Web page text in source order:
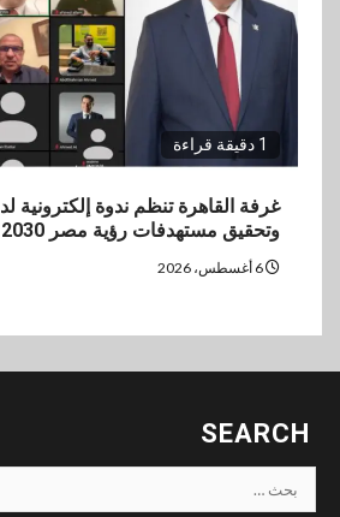
1 دقيقة قراءة
غرفة القاهرة تنظم ندوة إلكترونية
وتحقيق مستهدفات رؤية مصر 2030
SEARCH
البحث